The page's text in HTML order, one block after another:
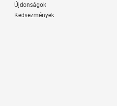
Újdonságok
Kedvezmények